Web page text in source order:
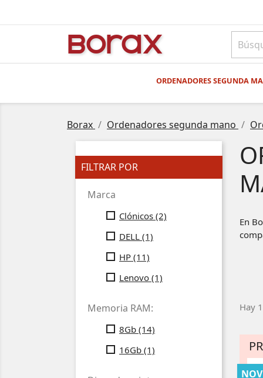
BOrAx
ORDENADORES SEGUNDA
Borax Ordenadores segunda mano
FILTRAR POR
Marca
Clónicos (2)
DELL (1)
HP (11)
Lenovo (1)
Memoria RAM:
8Gb (14)
16Gb (1)
En
Hay